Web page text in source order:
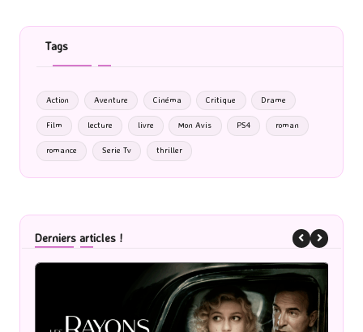
Tags
Action Aventure Cinéma Critique Drame
Film lecture livre Mon Avis PS4 roman
romance Serie Tv thriller
Derniers articles !